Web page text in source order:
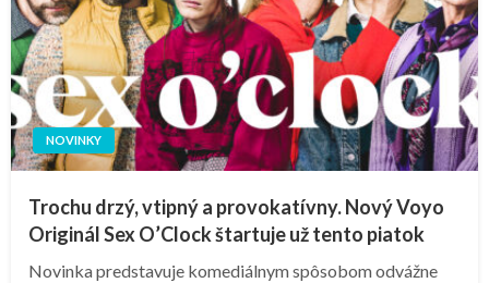
NOVINKY
Trochu drzý, vtipný a provokatívny. Nový Voyo
Originál Sex O’Clock štartuje už tento piatok
Novinka predstavuje komediálnym spôsobom odvážne